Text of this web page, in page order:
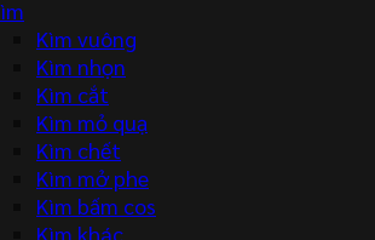
Kìm vuông
Kìm nhọn
Kìm cắt
Kìm mỏ quạ
Kìm chết
Kìm mở phe
Kìm bấm cos
Kìm khác